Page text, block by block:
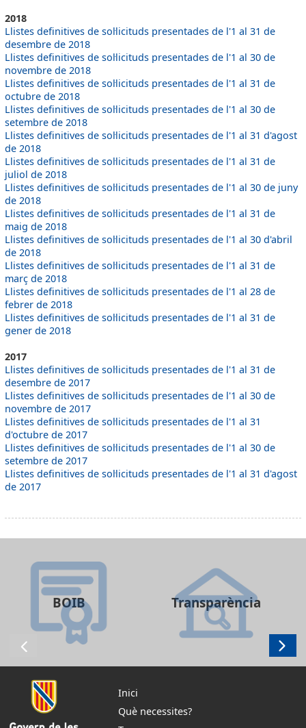
2018
Llistes definitives de sol·licituds presentades de l'1 al 31 de
desembre de 2018
Llistes definitives de sol·licituds presentades de l'1 al 30 de
novembre de 2018
Llistes definitives de sol·licituds presentades de l'1 al 31 de
octubre de 2018
Llistes definitives de sol·licituds presentades de l'1 al 30 de
setembre de 2018
Llistes definitives de sol·licituds presentades de l'1 al 31 d'agost
de 2018
Llistes definitives de sol·licituds presentades de l'1 al 31 de
juliol de 2018
Llistes definitives de sol·licituds presentades de l'1 al 30 de juny
de 2018
Llistes definitives de sol·licituds presentades de l'1 al 31 de
maig de 2018
Llistes definitives de sol·licituds presentades de l'1 al 30 d'abril
de 2018
Llistes definitives de sol·licituds presentades de l'1 al 31 de
març de 2018
Llistes definitives de sol·licituds presentades de l'1 al 28 de
febrer de 2018
Llistes definitives de sol·licituds presentades de l'1 al 31 de
gener de 2018
2017
Llistes definitives de sol·licituds presentades de l'1 al 31 de
desembre de 2017
Llistes definitives de sol·licituds presentades de l'1 al 30 de
novembre de 2017
Llistes definitives de sol·licituds presentades de l'1 al 31
d'octubre de 2017
Llistes definitives de sol·licituds presentades de l'1 al 30 de
setembre de 2017
Llistes definitives de sol·licituds presentades de l'1 al 31 d'agost
de 2017
BOIB Transparència
Inici
Què necessites?